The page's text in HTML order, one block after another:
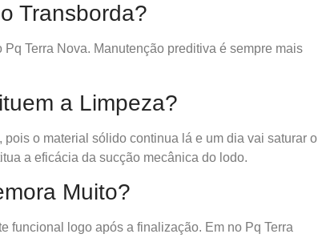
Transborda?
Terra Nova. Manutenção preditiva é sempre mais
a Limpeza?
o material sólido continua lá e um dia vai saturar o
a eficácia da sucção mecânica do lodo.
Muito?
funcional logo após a finalização. Em no Pq Terra